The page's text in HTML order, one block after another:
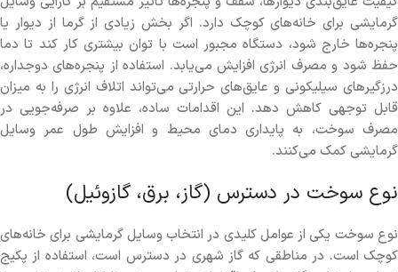
گرمایشی برای خانه‌های کوچک دارد. اگر بخش زیادی از گرما از دیوار یا
پنجره‌ها خارج شود، دستگاه مجبور است با توان بیشتری کار کند تا دما
حفظ شود و مصرف انرژی افزایش می‌یابد. استفاده از پنجره‌های دوجداره،
درزگیرهای سیلیکونی و عایق‌های حرارتی می‌تواند اتلاف انرژی را به میزان
قابل توجهی کاهش دهد. این اقدامات ساده، علاوه بر صرفه‌جویی در
مصرف سوخت، به پایداری دمای محیط و افزایش طول عمر وسایل
گرمایشی کمک می‌کنند.
نوع سوخت در دسترس (گاز، برق، گازوئیل)
نوع سوخت یکی از عوامل کلیدی در انتخاب وسایل گرمایشی برای خانه‌های
کوچک است. در مناطقی که گاز شهری در دسترس است، استفاده از پکیج